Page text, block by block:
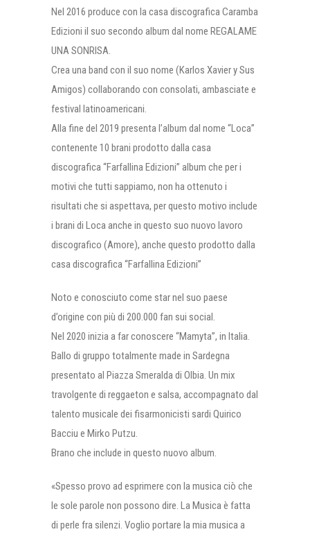
Nel 2016 produce con la casa discografica Caramba
Edizioni il suo secondo album dal nome REGALAME
UNA SONRISA.
Crea una band con il suo nome (Karlos Xavier y Sus
Amigos) collaborando con consolati, ambasciate e
festival latinoamericani.
Alla fine del 2019 presenta l’album dal nome “Loca”
contenente 10 brani prodotto dalla casa
discografica “Farfallina Edizioni” album che per i
motivi che tutti sappiamo, non ha ottenuto i
risultati che si aspettava, per questo motivo include
i brani di Loca anche in questo suo nuovo lavoro
discografico (Amore), anche questo prodotto dalla
casa discografica “Farfallina Edizioni”
Noto e conosciuto come star nel suo paese
d’origine con più di 200.000 fan sui social.
Nel 2020 inizia a far conoscere “Mamyta”, in Italia.
Ballo di gruppo totalmente made in Sardegna
presentato al Piazza Smeralda di Olbia. Un mix
travolgente di reggaeton e salsa, accompagnato dal
talento musicale dei fisarmonicisti sardi Quirico
Bacciu e Mirko Putzu.
Brano che include in questo nuovo album.
«Spesso provo ad esprimere con la musica ciò che
le sole parole non possono dire. La Musica è fatta
di perle fra silenzi. Voglio portare la mia musica a